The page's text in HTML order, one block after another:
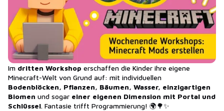
Im dritten Workshop erschaffen die Kinder ihre eigene
Minecraft-Welt von Grund auf: mit individuellen
Bodenblöcken, Pflanzen, Bäumen, Wasser, einzigartigen
Biomen und sogar einer eigenen Dimension mit Portal und
Schlüssel. Fantasie trifft Programmierung! 🌍🌳✨